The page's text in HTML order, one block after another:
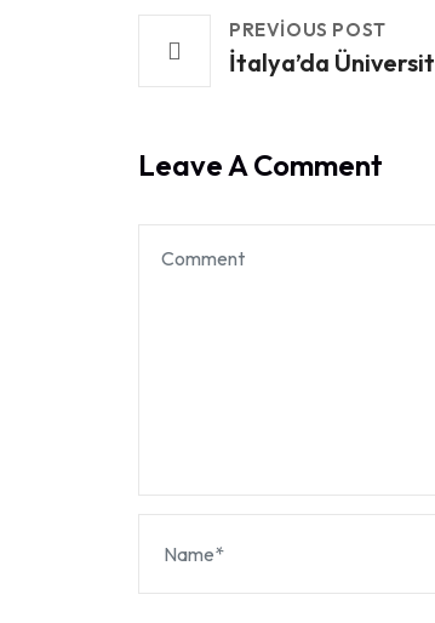
PREVIOUS POST
İtalya’da
Leave A Comment